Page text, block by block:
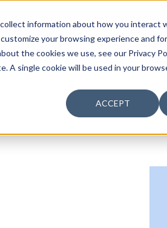
information about how you interact
your browsing experience and
the cookies we use, see our Privacy
A single cookie will be used in your
ACCEPT
LA SOCIETÀ